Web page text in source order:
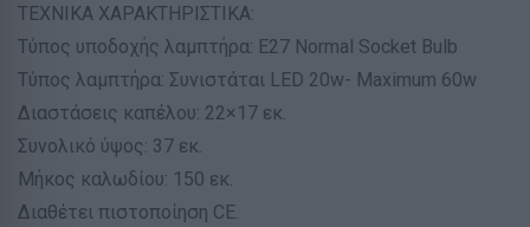
ΤΕΧΝΙΚΑ ΧΑΡΑΚΤΗΡΙΣΤΙΚΑ:
Τύπος υποδοχής λαμπτήρα: Ε27 Normal Socket Bulb
Τύπος λαμπτήρα: Συνιστάται LED 20w- Maximum 60w
Διαστάσεις καπέλου: 22×17 εκ.
Συνολικό ύψος: 37 εκ.
Μήκος καλωδίου: 150 εκ.
Διαθέτει πιστοποίηση CE.